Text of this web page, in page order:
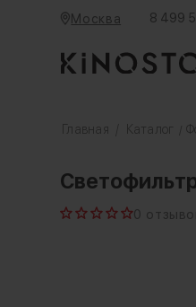
Москва 8 499
Главная Каталог
0